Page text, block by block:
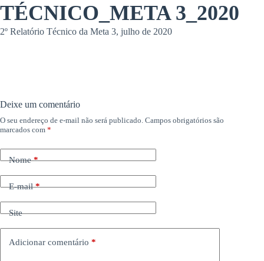
TÉCNICO_META 3_2020
2º Relatório Técnico da Meta 3, julho de 2020
Deixe um comentário
O seu endereço de e-mail não será publicado. Campos obrigatórios são
marcados com *
Nome*
E-mail*
Site
Adicionar comentário *